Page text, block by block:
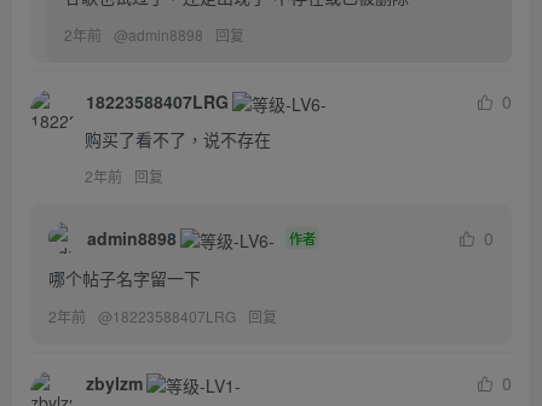
2年前 @admin8898 回复
18223588407LRG
0
购买了看不了，说不存在
2年前 回复
admin8898 作者
0
哪个帖子名字留一下
2年前 @18223588407LRG 回复
zbylzm
0